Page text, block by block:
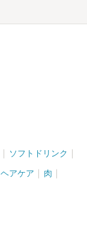
ソフトドリンク
ヘアケア 肉